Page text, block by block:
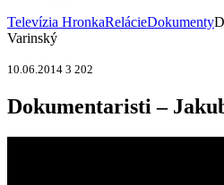
Televízia HronkaRelácieDokumenty
Varinský
10.06.2014 3 202
Dokumentaristi –